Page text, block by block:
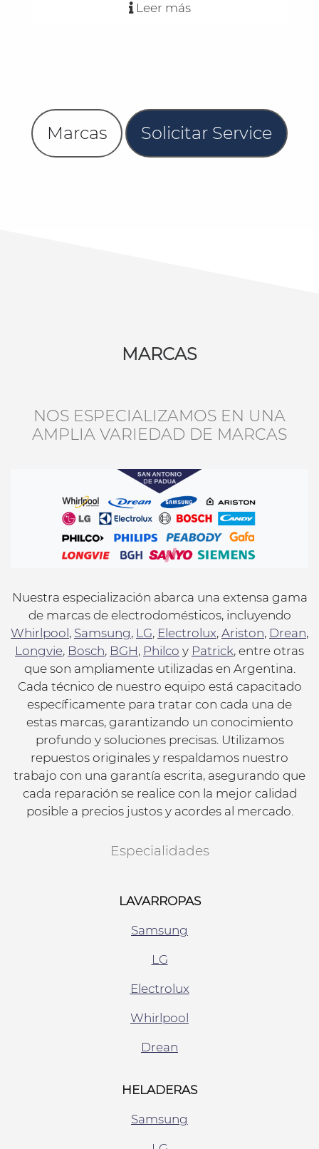
Leer más
Marcas Solicitar Service
MARCAS
NOS ESPECIALIZAMOS EN UNA
AMPLIA VARIEDAD DE MARCAS
Nuestra especialización abarca una extensa gama
de marcas de electrodomésticos, incluyendo
Whirlpool , Samsung, LG, Electrolux, Ariston, Drean,
Longvie, Bosch, BGH, Philco y Patrick, entre otras
que son ampliamente utilizadas en Argentina.
Cada técnico de nuestro equipo está capacitado
específicamente para tratar con cada una de
estas marcas, garantizando un conocimiento
profundo y soluciones precisas. Utilizamos
repuestos originales y respaldamos nuestro
trabajo con una garantía escrita, asegurando que
cada reparación se realice con la mejor calidad
posible a precios justos y acordes al mercado.
Especialidades
LAVARROPAS
Samsung
LG
Electrolux
Whirlpool
Drean
HELADERAS
Samsung